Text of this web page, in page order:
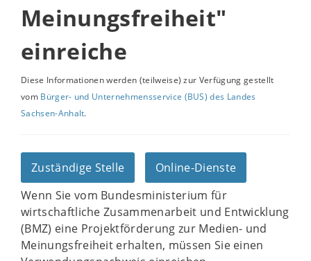
Meinungsfreiheit"
einreiche
Diese Informationen werden (teilweise) zur Verfügung gestellt
vom Bürger- und Unternehmensservice (BUS) des Landes
Sachsen-Anhalt.
Zuständige Stelle
Online-Dienste
Wenn Sie vom Bundesministerium für
wirtschaftliche Zusammenarbeit und Entwicklung
(BMZ) eine Projektförderung zur Medien- und
Meinungsfreiheit erhalten, müssen Sie einen